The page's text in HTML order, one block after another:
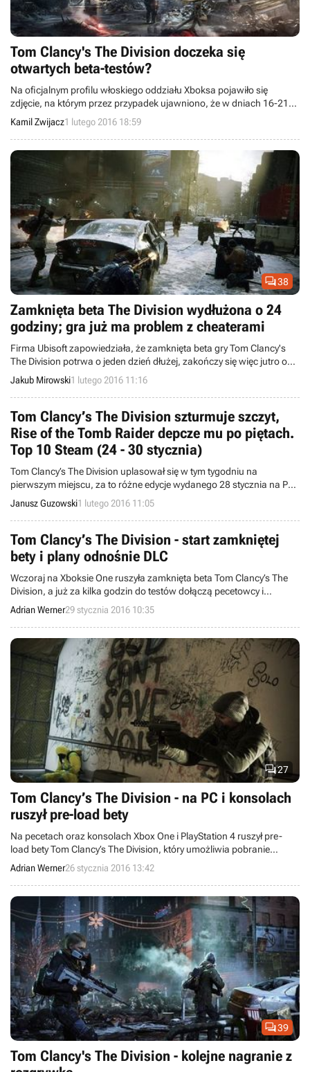
Tom Clancy's The Division doczeka się
otwartych beta-testów?
Na oficjalnym profilu włoskiego oddziału Xboksa pojawiło się
zdjęcie, na którym przez przypadek ujawniono, że w dniach 16-21
lutego odbędzie się otwarta beta Tom Clancy's The Division.
Kamil Zwijacz1 lutego 2016 18:59
38
Zamknięta beta The Division wydłużona o 24
godziny; gra już ma problem z cheaterami
Firma Ubisoft zapowiedziała, że zamknięta beta gry Tom Clancy's
The Division potrwa o jeden dzień dłużej, zakończy się więc jutro o
godzinie 12:00. Jednocześnie z różnych źródeł napływają
informacje o tym, że gracze już znaleźli sposób na oszukiwanie
podczas rozgrywki.
Jakub Mirowski1 lutego 2016 11:16
Tom Clancy’s The Division szturmuje szczyt,
Rise of the Tomb Raider depcze mu po piętach.
Top 10 Steam (24 - 30 stycznia)
Tom Clancy’s The Division uplasował się w tym tygodniu na
pierwszym miejscu, za to różne edycje wydanego 28 stycznia na PC
Rise of the Tomb Raider pojawiają się aż trzykrotnie. Podium zamyka
inna nowość – The Witness. Zapraszamy do zapoznania się z
najnowszym notowaniem najchętniej kupowanych gier w popularnej
usłudze cyfrowej dystrybucji Steam.
Janusz Guzowski1 lutego 2016 11:05
Tom Clancy’s The Division - start zamkniętej
bety i plany odnośnie DLC
Wczoraj na Xboksie One ruszyła zamknięta beta Tom Clancy’s The
Division, a już za kilka godzin do testów dołączą pecetowcy i
użytkownicy konsoli PlayStation 4. Ponadto firma Ubisoft
przedstawiła plany rozwoju gry, obejmujące zwłaszcza trzy duże
DLC w ramach przepustki sezonowej.
Adrian Werner29 stycznia 2016 10:35
27
Tom Clancy’s The Division - na PC i konsolach
ruszył pre-load bety
Na pecetach oraz konsolach Xbox One i PlayStation 4 ruszył pre-
load bety Tom Clancy’s The Division, który umożliwia pobranie
potrzebnych plików przez rozpoczęciem mających wystartować za
kilka dni testów.
Adrian Werner26 stycznia 2016 13:42
39
Tom Clancy's The Division - kolejne nagranie z